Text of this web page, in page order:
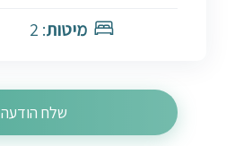
מיטות: 2
שלח הודעה